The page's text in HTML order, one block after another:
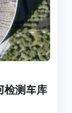
检测车库